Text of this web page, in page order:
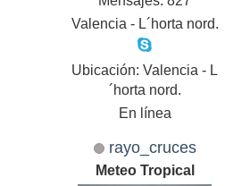
Valencia - L´horta nord.
Ubicación: Valencia - L
´horta nord.
En línea
rayo_cruces
Meteo Tropical